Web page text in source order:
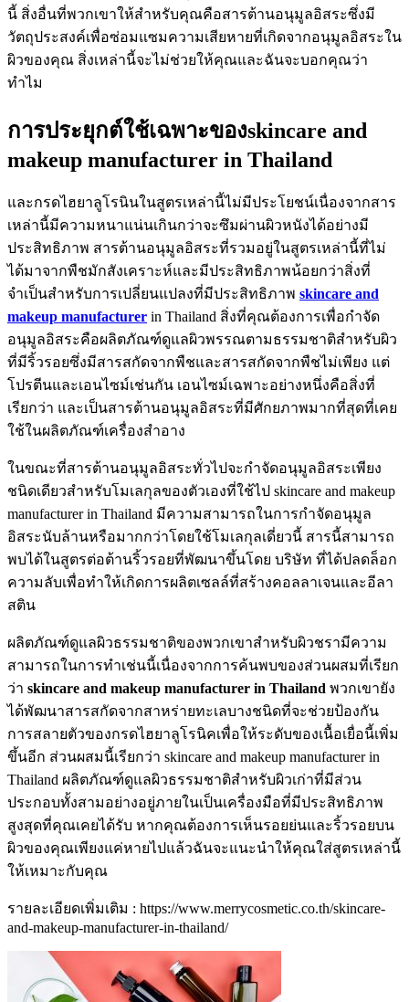
นี้ สิ่งอื่นที่พวกเขาให้สำหรับคุณคือสารต้านอนุมูลอิสระซึ่งมี
วัตถุประสงค์เพื่อซ่อมแซมความเสียหายที่เกิดจากอนุมูลอิสระใน
ผิวของคุณ สิ่งเหล่านี้จะไม่ช่วยให้คุณและฉันจะบอกคุณว่า
ทำไม
การประยุกต์ใช้เฉพาะของskincare and
makeup manufacturer in Thailand
และกรดไฮยาลูโรนินในสูตรเหล่านี้ไม่มีประโยชน์เนื่องจากสาร
เหล่านี้มีความหนาแน่นเกินกว่าจะซึมผ่านผิวหนังได้อย่างมี
ประสิทธิภาพ สารต้านอนุมูลอิสระที่รวมอยู่ในสูตรเหล่านี้ที่ไม่
ได้มาจากพืชมักสังเคราะห์และมีประสิทธิภาพน้อยกว่าสิ่งที่
จำเป็นสำหรับการเปลี่ยนแปลงที่มีประสิทธิภาพ skincare and
makeup manufacturer in Thailand สิ่งที่คุณต้องการเพื่อกำจัด
อนุมูลอิสระคือผลิตภัณฑ์ดูแลผิวพรรณตามธรรมชาติสำหรับผิว
ที่มีริ้วรอยซึ่งมีสารสกัดจากพืชและสารสกัดจากพืชไม่เพียง แต่
โปรตีนและเอนไซม์เช่นกัน เอนไซม์เฉพาะอย่างหนึ่งคือสิ่งที่
เรียกว่า และเป็นสารต้านอนุมูลอิสระที่มีศักยภาพมากที่สุดที่เคย
ใช้ในผลิตภัณฑ์เครื่องสำอาง
ในขณะที่สารต้านอนุมูลอิสระทั่วไปจะกำจัดอนุมูลอิสระเพียง
ชนิดเดียวสำหรับโมเลกุลของตัวเองที่ใช้ไป skincare and makeup
manufacturer in Thailand มีความสามารถในการกำจัดอนุมูล
อิสระนับล้านหรือมากกว่าโดยใช้โมเลกุลเดี่ยวนี้ สารนี้สามารถ
พบได้ในสูตรต่อต้านริ้วรอยที่พัฒนาขึ้นโดย บริษัท ที่ได้ปลดล็อก
ความลับเพื่อทำให้เกิดการผลิตเซลล์ที่สร้างคอลลาเจนและอีลา
สติน
ผลิตภัณฑ์ดูแลผิวธรรมชาติของพวกเขาสำหรับผิวชรามีความ
สามารถในการทำเช่นนี้เนื่องจากการค้นพบของส่วนผสมที่เรียก
ว่า skincare and makeup manufacturer in Thailand พวกเขายัง
ได้พัฒนาสารสกัดจากสาหร่ายทะเลบางชนิดที่จะช่วยป้องกัน
การสลายตัวของกรดไฮยาลูโรนิคเพื่อให้ระดับของเนื้อเยื่อนี้เพิ่ม
ขึ้นอีก ส่วนผสมนี้เรียกว่า skincare and makeup manufacturer in
Thailand ผลิตภัณฑ์ดูแลผิวธรรมชาติสำหรับผิวเก่าที่มีส่วน
ประกอบทั้งสามอย่างอยู่ภายในเป็นเครื่องมือที่มีประสิทธิภาพ
สูงสุดที่คุณเคยได้รับ หากคุณต้องการเห็นรอยย่นและริ้วรอยบน
ผิวของคุณเพียงแค่หายไปแล้วฉันจะแนะนำให้คุณใส่สูตรเหล่านี้
ให้เหมาะกับคุณ
รายละเอียดเพิ่มเติม : https://www.merrycosmetic.co.th/skincare-
and-makeup-manufacturer-in-thailand/